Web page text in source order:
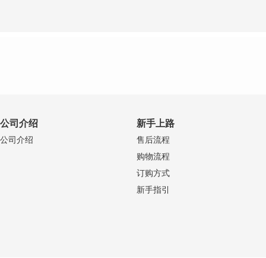
公司介绍
公司介绍
新手上路
售后流程
购物流程
订购方式
新手指引